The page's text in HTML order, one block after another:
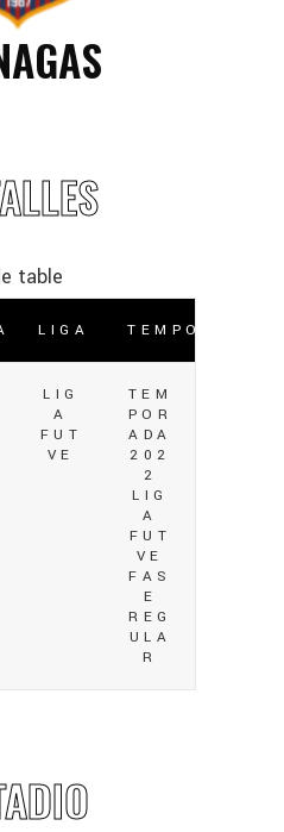
LIGA TEMPORADA
LIG
A
FUT
VE
TEM
POR
ADA
202
2
LIG
A
FUT
VE
FAS
E
REG
ULA
R